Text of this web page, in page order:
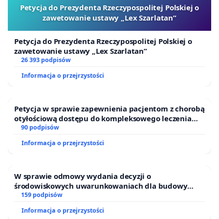
Petycja do Prezydenta Rzeczypospolitej Polskiej o
zawetowanie ustawy „Lex Szarlatan”
Petycja do Prezydenta Rzeczypospolitej Polskiej o
zawetowanie ustawy „Lex Szarlatan”
26 393 podpisów
Informacja o przejrzystości
Petycja w sprawie zapewnienia pacjentom z chorobą
otyłościową dostępu do kompleksowego leczenia
oraz programów profilaktycznych.
90 podpisów
Informacja o przejrzystości
W sprawie odmowy wydania decyzji o
środowiskowych uwarunkowaniach dla budowy
zakładu wytwarzania biometanu „Krynki” w
Ostrowiu Południowym oraz ochrony mieszkańców i
Puszczy Knyszyńskiej
159 podpisów
Informacja o przejrzystości